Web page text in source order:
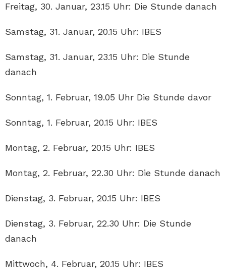
Freitag, 30. Januar, 23.15 Uhr: Die Stunde danach
Samstag, 31. Januar, 20.15 Uhr: IBES
Samstag, 31. Januar, 23.15 Uhr: Die Stunde
danach
Sonntag, 1. Februar, 19.05 Uhr Die Stunde davor
Sonntag, 1. Februar, 20.15 Uhr: IBES
Montag, 2. Februar, 20.15 Uhr: IBES
Montag, 2. Februar, 22.30 Uhr: Die Stunde danach
Dienstag, 3. Februar, 20.15 Uhr: IBES
Dienstag, 3. Februar, 22.30 Uhr: Die Stunde
danach
Mittwoch, 4. Februar, 20.15 Uhr: IBES